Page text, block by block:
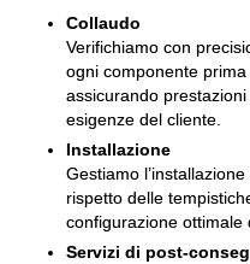
Collaudo
Verifichiamo con
ogni componente
assicurando
esigenze del cliente.
Installazione
Gestiamo
rispetto delle
configurazione ottimale
Servizi di post-